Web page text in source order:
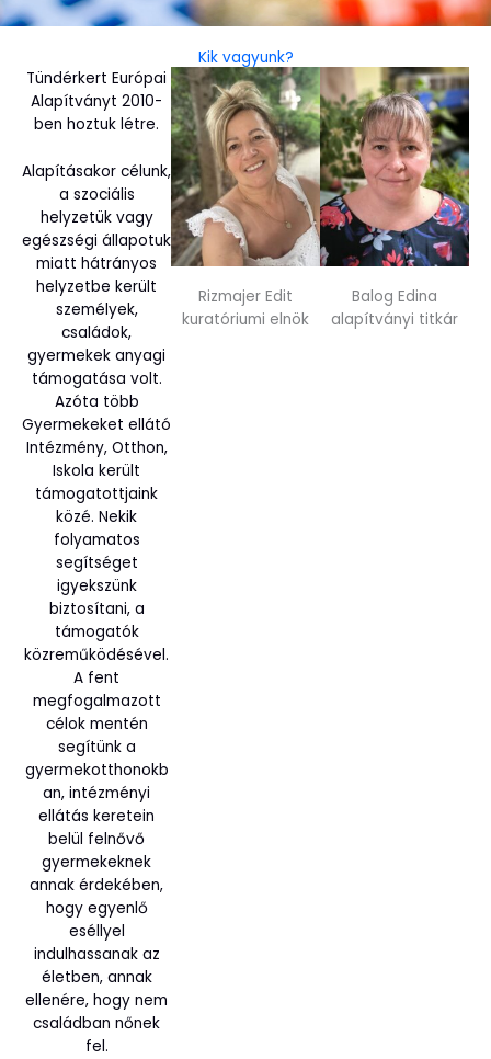
Kik vagyunk?
Tündérkert Európai
Alapítványt 2010-
ben hoztuk létre.
Alapításakor célunk,
a szociális
helyzetük vagy
egészségi állapotuk
miatt hátrányos
helyzetbe került
személyek,
családok,
gyermekek anyagi
támogatása volt.
Azóta több
Gyermekeket ellátó
Intézmény, Otthon,
Iskola került
támogatottjaink
közé. Nekik
folyamatos
segítséget
igyekszünk
biztosítani, a
támogatók
közreműködésével.
A fent
megfogalmazott
célok mentén
segítünk a
gyermekotthonokb
an, intézményi
ellátás keretein
belül felnővő
gyermekeknek
annak érdekében,
hogy egyenlő
eséllyel
indulhassanak az
életben, annak
ellenére, hogy nem
családban nőnek
fel.
Rizmajer Edit
kuratóriumi elnök
Balog Edina
alapítványi titkár